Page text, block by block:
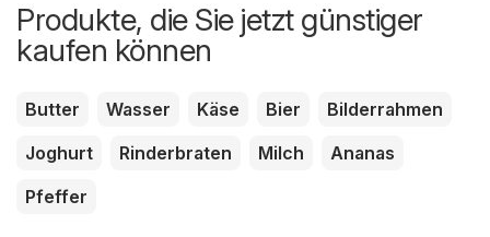
Produkte, die Sie jetzt günstiger
kaufen können
Butter Wasser Käse Bier
Bilderrahmen
Joghurt
Rinderbraten Milch
Ananas
Pfeffer